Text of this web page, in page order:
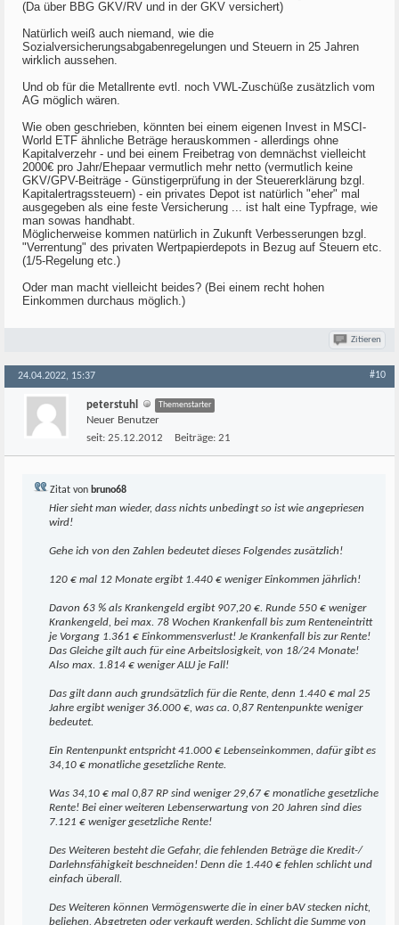
(Da über BBG GKV/RV und in der GKV versichert)
Natürlich weiß auch niemand, wie die
Sozialversicherungsabgabenregelungen und Steuern in 25 Jahren
wirklich aussehen.
Und ob für die Metallrente evtl. noch VWL-Zuschüße zusätzlich vom
AG möglich wären.
Wie oben geschrieben, könnten bei einem eigenen Invest in MSCI-
World ETF ähnliche Beträge herauskommen - allerdings ohne
Kapitalverzehr - und bei einem Freibetrag von demnächst vielleicht
2000€ pro Jahr/Ehepaar vermutlich mehr netto (vermutlich keine
GKV/GPV-Beiträge - Günstigerprüfung in der Steuererklärung bzgl.
Kapitalertragssteuern) - ein privates Depot ist natürlich "eher" mal
ausgegeben als eine feste Versicherung ... ist halt eine Typfrage, wie
man sowas handhabt.
Möglicherweise kommen natürlich in Zukunft Verbesserungen bzgl.
"Verrentung" des privaten Wertpapierdepots in Bezug auf Steuern etc.
(1/5-Regelung etc.)
Oder man macht vielleicht beides? (Bei einem recht hohen
Einkommen durchaus möglich.)
Zitieren
24.04.2022, 15:37 #10
peterstuhl Themenstarter
Neuer Benutzer
seit: 25.12.2012 Beiträge: 21
Zitat von bruno68
Hier sieht man wieder, dass nichts unbedingt so ist wie angepriesen
wird!
Gehe ich von den Zahlen bedeutet dieses Folgendes zusätzlich!
120 € mal 12 Monate ergibt 1.440 € weniger Einkommen jährlich!
Davon 63 % als Krankengeld ergibt 907,20 €. Runde 550 € weniger
Krankengeld, bei max. 78 Wochen Krankenfall bis zum Renteneintritt
je Vorgang 1.361 € Einkommensverlust! Je Krankenfall bis zur Rente!
Das Gleiche gilt auch für eine Arbeitslosigkeit, von 18/24 Monate!
Also max. 1.814 € weniger ALU je Fall!
Das gilt dann auch grundsätzlich für die Rente, denn 1.440 € mal 25
Jahre ergibt weniger 36.000 €, was ca. 0,87 Rentenpunkte weniger
bedeutet.
Ein Rentenpunkt entspricht 41.000 € Lebenseinkommen, dafür gibt es
34,10 € monatliche gesetzliche Rente.
Was 34,10 € mal 0,87 RP sind weniger 29,67 € monatliche gesetzliche
Rente! Bei einer weiteren Lebenserwartung von 20 Jahren sind dies
7.121 € weniger gesetzliche Rente!
Des Weiteren besteht die Gefahr, die fehlenden Beträge die Kredit-/
Darlehnsfähigkeit beschneiden! Denn die 1.440 € fehlen schlicht und
einfach überall.
Des Weiteren können Vermögenswerte die in einer bAV stecken nicht,
beliehen, Abgetreten oder verkauft werden. Schlicht die Summe von